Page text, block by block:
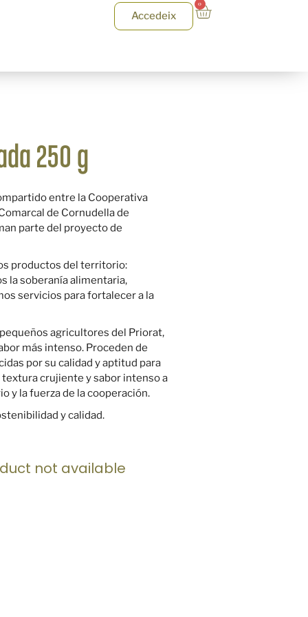
Accedeix
0
250 g
entre la Cooperativa
de Cornudella de
parte del proyecto de
productos del territorio:
la soberanía alimentaria,
servicios para fortalecer a la
agricultores del Priorat,
más intenso. Proceden de
por su calidad y aptitud para
crujiente y sabor intenso a
y la fuerza de la cooperación.
y calidad.
not available